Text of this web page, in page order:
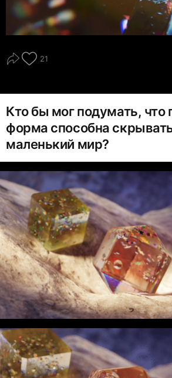
21
Кто бы мог подумать, что
форма способна
маленький мир?